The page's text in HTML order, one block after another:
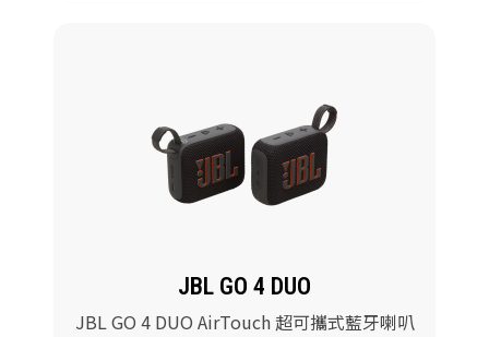
JBL GO 4 DUO
JBL GO 4 DUO AirTouch 超可攜式藍牙喇叭